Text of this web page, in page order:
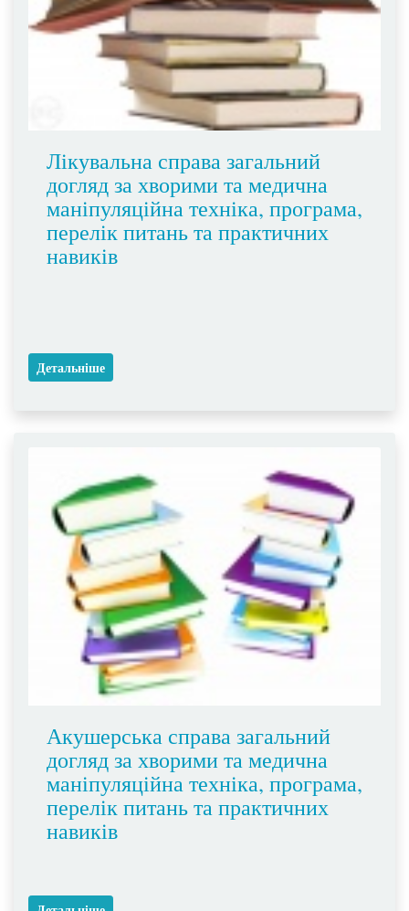
Лікувальна справа загальний
догляд за хворими та медична
маніпуляційна техніка, програма,
перелік питань та практичних
навиків
Детальніше
Акушерська справа загальний
догляд за хворими та медична
маніпуляційна техніка, програма,
перелік питань та практичних
навиків